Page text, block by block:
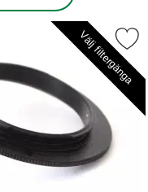
Välj filtergänga
Markera reverseringsring f